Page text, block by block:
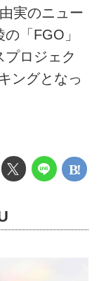
実のニュー
「FGO」
プロジェク
ングとなっ